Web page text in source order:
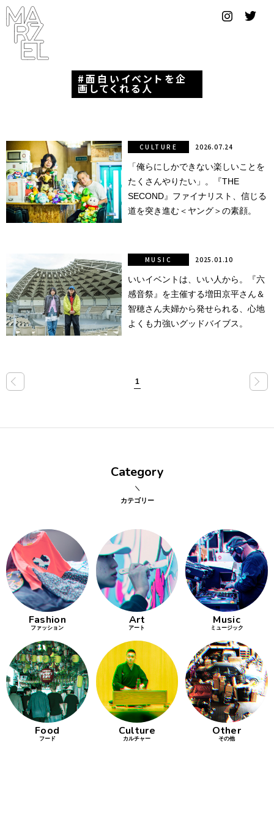
フィ
デザ
ナー
ー
プール
スーツ
ンテ
写真
確認の
旅
古着
才
立ったら
行動
するよう
ザインを
する
の絵で
ツを作
る
りどり
面白いイベントを企
画してくれる人
「俺らにしかできない楽しいことを
たくさんやりたい」。『THE
SECOND』ファイナリスト、信じる
道を突き進む＜ヤング＞の素顔。
CULTURE 2026.07.24
いいイベントは、いい人から。『六
感音祭』を主催する増田京平さん＆
智穂さん夫婦から発せられる、心地
よくも力強いグッドバイブス。
MUSIC 2025.01.10
« 1 »
Category
カテゴリー
Fashion
ファッション
Art
アート
Music
ミュージック
Food
フード
Culture
カルチャー
Other
その他